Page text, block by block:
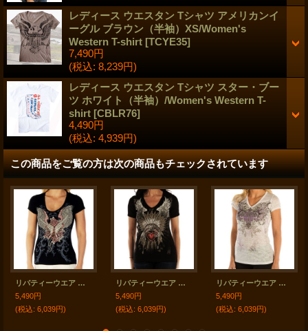
レディース ウエスタン Tシャツ アメリカンイ
ーグル ブラウン（半袖）XS/Women's
Western T-shirt [TCYE35]
7,490円
(税込: 8,239円)
レディース ウエスタン Tシャツ スター・ブー
ツ ホワイト（半袖）/Women's Western T-
shirt [CBLR76]
4,490円
(税込: 4,939円)
この商品をご覧の方は次の商品もチェックされています
リバティーウエア ラインストーン 半袖Tシャツ ピストル・ローズ・ハート＆ウイング（ブラック）/Liberty Wear Short Sleeve T-shirt(Women's)
5,490円
(税込: 6,039円)
リバティーウエア ラインストーン ハート・ヘッドドレス 半袖Tシャツ（ブラック）/Liberty Wear Short Sleeve T-shirt(Women's)
5,490円
(税込: 6,039円)
リバティーウエア パープルラインストーン 半袖Tシャツ（ホワイト）/Liberty Wear Short Sleeve T-shirt(Women's)
5,490円
(税込: 6,039円)